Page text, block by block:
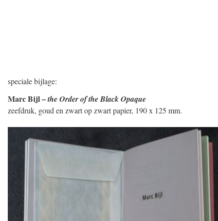
speciale bijlage:
Marc Bijl –the Order of the Black Opaque
zeefdruk, goud en zwart op zwart papier, 190 x 125 mm.